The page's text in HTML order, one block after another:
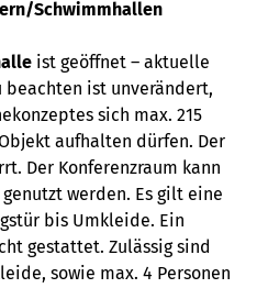
Schwimmhallen
ist geöffnet – aktuelle
beachten ist unverändert,
sich max. 215
aufhalten dürfen. Der
Der Konferenzraum kann
werden. Es gilt eine
bis Umkleide. Ein
gestattet. Zulässig sind
sowie max. 4 Personen